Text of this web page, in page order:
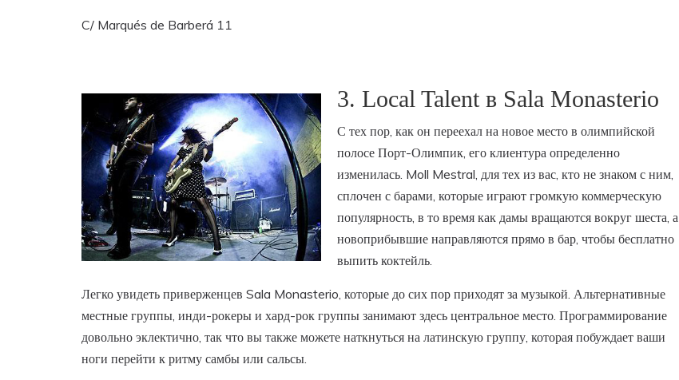
C/ Marqués de Barberá 11
3. Local Talent в Sala Monasterio
С тех пор, как он переехал на новое место в олимпийской
полосе Порт-Олимпик, его клиентура определенно
изменилась. Moll Mestral, для тех из вас, кто не знаком с ним,
сплочен с барами, которые играют громкую коммерческую
популярность, в то время как дамы вращаются вокруг шеста, а
новоприбывшие направляются прямо в бар, чтобы бесплатно
выпить коктейль.
Легко увидеть приверженцев Sala Monasterio, которые до сих пор приходят за музыкой. Альтернативные
местные группы, инди-рокеры и хард-рок группы занимают здесь центральное место. Программирование
довольно эклектично, так что вы также можете наткнуться на латинскую группу, которая побуждает ваши
ноги перейти к ритму самбы или сальсы.